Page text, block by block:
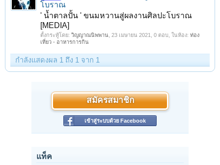
โบราณ
' น้ำตาลปั้น ' ขนมหวานสู่ผลงานศิลปะโบราณ
[MEDIA]
ตั้งกระทู้โดย: วิญญาณนิพพาน 23 เมษายน 2021 , 0 ตอบ, ในห้อง: ท่อง
เที่ยว - อาหารการกิน
กำลังแสดงผล 1 ถึง 1 จาก 1
สมัครสมาชิก
เข้าสู่ระบบด้วย Facebook
แท็ค